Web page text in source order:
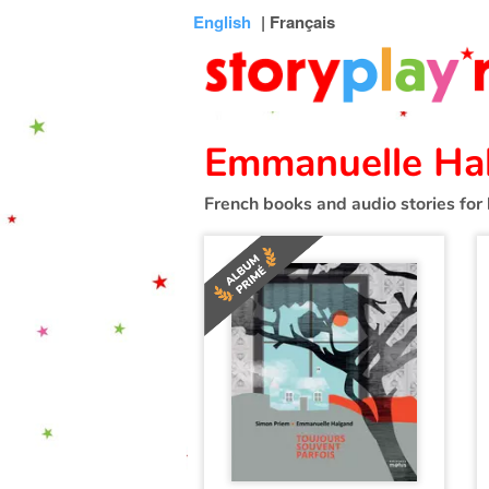
English | Français
Emmanuelle
French books and audio stories for